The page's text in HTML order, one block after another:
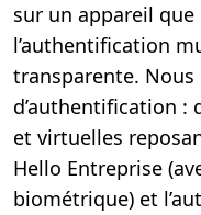
sur un appareil
l’authentification
transparente.
d’authentification :
et virtuelles
Hello Entreprise
biométrique) et